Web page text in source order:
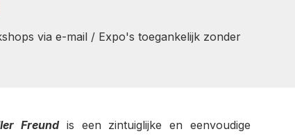
via e-mail / Expo's toegankelijk zonder
Freund is een zintuiglijke en eenvoudige